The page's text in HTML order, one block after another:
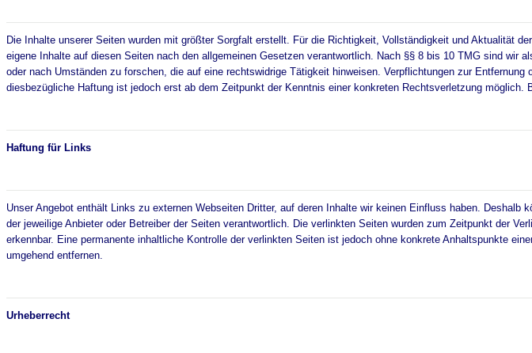
Die Inhalte unserer Seiten wurden mit größter Sorgfalt erstellt. Für die Richtigkeit, Vollständigkeit und Aktualität
eigene Inhalte auf diesen Seiten nach den allgemeinen Gesetzen verantwortlich. Nach §§ 8 bis 10 TMG sind
oder nach Umständen zu forschen, die auf eine rechtswidrige Tätigkeit hinweisen. Verpflichtungen zur
diesbezügliche Haftung ist jedoch erst ab dem Zeitpunkt der Kenntnis einer konkreten Rechtsverletzung
Haftung für Links
Unser Angebot enthält Links zu externen Webseiten Dritter, auf deren Inhalte wir keinen Einfluss haben.
der jeweilige Anbieter oder Betreiber der Seiten verantwortlich. Die verlinkten Seiten wurden zum Zeitpunkt der
erkennbar. Eine permanente inhaltliche Kontrolle der verlinkten Seiten ist jedoch ohne konkrete Anhaltspunkte
umgehend entfernen.
Urheberrecht